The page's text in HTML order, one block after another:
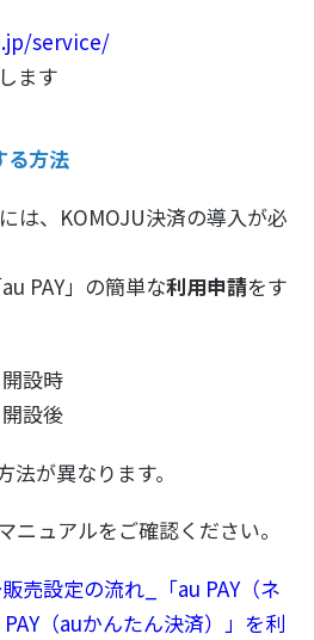
service/
ます
る方法
は、KOMOJU決済の導入が必
PAY」の簡単な利用申請をす
設時
設後
が異なります。
ニュアルをご確認ください。
売設定の流れ_「au PAY（ネ
（auかんたん決済）」を利